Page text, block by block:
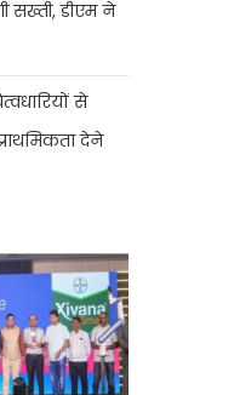
सख्ती, डीएम ने
से
देने